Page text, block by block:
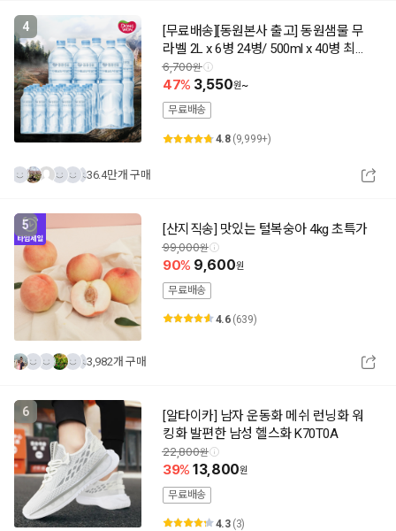
4
[무료배송][동원본사 출고] 동원샘물 무
라벨 2L x 6병 24병/ 500ml x 40병 최근
제조 상품출고 동원공식대리점
6,700
47 3,550
~
무료배송
4.8 (9,999+)
36.4만개 구매
5 [산지직송] 맛있는 털복숭아 4kg 초특가
99,000
90 9,600
무료배송
4.6 (639)
3,982개 구매
6
[알타이카] 남자 운동화 메쉬 런닝화 워
킹화 발편한 남성 헬스화 K70T0A
22,800
39 13,800
무료배송
4.3 (3)